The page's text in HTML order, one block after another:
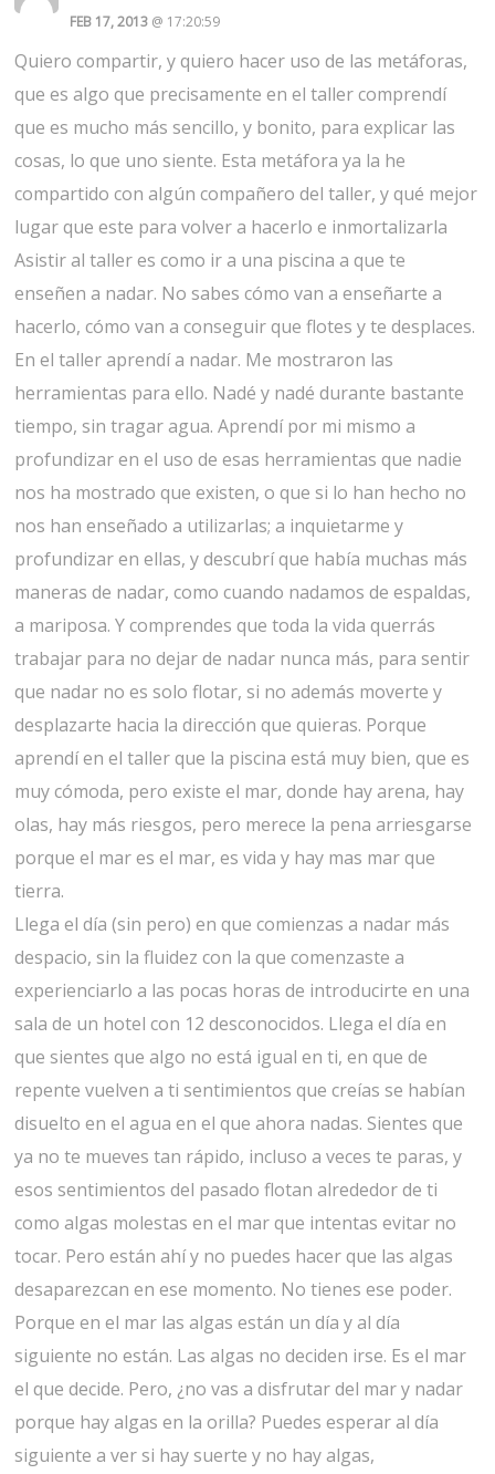
FEB 17, 2013 @ 17:20:59
Quiero compartir, y quiero hacer uso de las metáforas,
que es algo que precisamente en el taller comprendí
que es mucho más sencillo, y bonito, para explicar las
cosas, lo que uno siente. Esta metáfora ya la he
compartido con algún compañero del taller, y qué mejor
lugar que este para volver a hacerlo e inmortalizarla
Asistir al taller es como ir a una piscina a que te
enseñen a nadar. No sabes cómo van a enseñarte a
hacerlo, cómo van a conseguir que flotes y te desplaces.
En el taller aprendí a nadar. Me mostraron las
herramientas para ello. Nadé y nadé durante bastante
tiempo, sin tragar agua. Aprendí por mi mismo a
profundizar en el uso de esas herramientas que nadie
nos ha mostrado que existen, o que si lo han hecho no
nos han enseñado a utilizarlas; a inquietarme y
profundizar en ellas, y descubrí que había muchas más
maneras de nadar, como cuando nadamos de espaldas,
a mariposa. Y comprendes que toda la vida querrás
trabajar para no dejar de nadar nunca más, para sentir
que nadar no es solo flotar, si no además moverte y
desplazarte hacia la dirección que quieras. Porque
aprendí en el taller que la piscina está muy bien, que es
muy cómoda, pero existe el mar, donde hay arena, hay
olas, hay más riesgos, pero merece la pena arriesgarse
porque el mar es el mar, es vida y hay mas mar que
tierra.
Llega el día (sin pero) en que comienzas a nadar más
despacio, sin la fluidez con la que comenzaste a
experienciarlo a las pocas horas de introducirte en una
sala de un hotel con 12 desconocidos. Llega el día en
que sientes que algo no está igual en ti, en que de
repente vuelven a ti sentimientos que creías se habían
disuelto en el agua en el que ahora nadas. Sientes que
ya no te mueves tan rápido, incluso a veces te paras, y
esos sentimientos del pasado flotan alrededor de ti
como algas molestas en el mar que intentas evitar no
tocar. Pero están ahí y no puedes hacer que las algas
desaparezcan en ese momento. No tienes ese poder.
Porque en el mar las algas están un día y al día
siguiente no están. Las algas no deciden irse. Es el mar
el que decide. Pero, ¿no vas a disfrutar del mar y nadar
porque hay algas en la orilla? Puedes esperar al día
siguiente a ver si hay suerte y no hay algas,